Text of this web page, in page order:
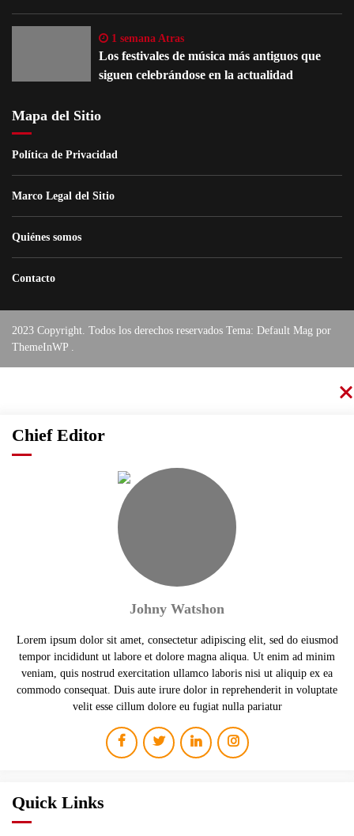
1 semana Atras
Los festivales de música más antiguos que
siguen celebrándose en la actualidad
Mapa del Sitio
Política de Privacidad
Marco Legal del Sitio
Quiénes somos
Contacto
2023 Copyright. Todos los derechos reservados Tema: Default Mag por
ThemeInWP .
Chief Editor
Johny Watshon
Lorem ipsum dolor sit amet, consectetur adipiscing elit, sed do eiusmod
tempor incididunt ut labore et dolore magna aliqua. Ut enim ad minim
veniam, quis nostrud exercitation ullamco laboris nisi ut aliquip ex ea
commodo consequat. Duis aute irure dolor in reprehenderit in voluptate
velit esse cillum dolore eu fugiat nulla pariatur
Quick Links